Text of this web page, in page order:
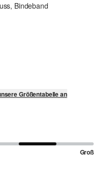
Bindeband
Größentabelle an
Groß